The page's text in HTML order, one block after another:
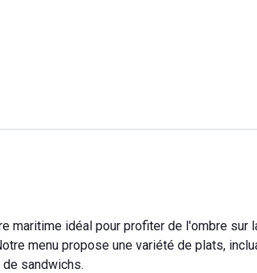
maritime idéal pour profiter de l'ombre sur
menu propose une variété de plats,
sandwichs.